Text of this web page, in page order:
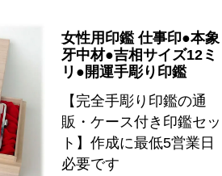
女性用印鑑 仕事印●本象
牙中材●吉相サイズ12ミ
リ●開運手彫り印鑑
【完全手彫り印鑑の通
販・ケース付き印鑑セッ
ト】作成に最低5営業日
必要です